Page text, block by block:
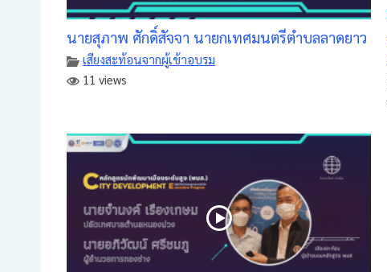
นายสุภาพ ศักดิ์สัจจา นายกเทศมนตรีตำบลลาดยาว
เสียงสะท้อนจากผู้เข้าอบรม
11 views